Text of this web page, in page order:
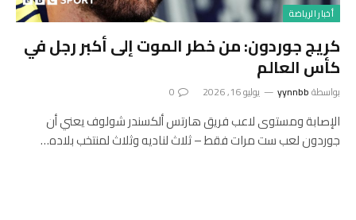
أخبار الرياضة
كريج جوردون: من خطر الموت إلى أكبر رجل في
كأس العالم
بواسطةyynnbb يوليو 16, 2026 0
الإصابة ومستوى لاعب فريق هارتس ألكسندر شولوف يعني أن
جوردون لعب ست مرات فقط – ثلاث لناديه وثلاث لمنتخب بلاده…